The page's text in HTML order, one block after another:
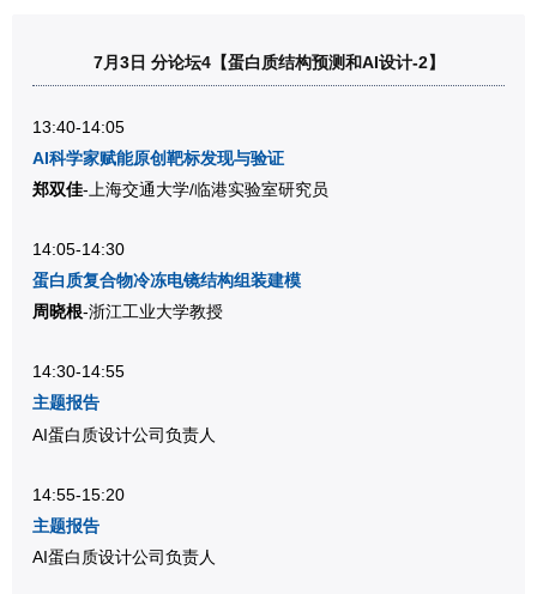
7月3日 分论坛4【蛋白质结构预测和AI设计-2】
13:40-14:05
AI科学家赋能原创靶标发现与验证
郑双佳-上海交通大学/临港实验室研究员
14:05-14:30
蛋白质复合物冷冻电镜结构组装建模
周晓根-浙江工业大学教授
14:30-14:55
主题报告
AI蛋白质设计公司负责人
14:55-15:20
主题报告
AI蛋白质设计公司负责人